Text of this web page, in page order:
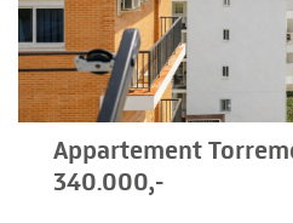
Appartement
340.000,-